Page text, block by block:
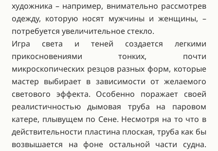
художника – например, внимательно рассмотрев
одежду, которую носят мужчины и женщины, –
потребуется увеличительное стекло.
Игра света и теней создается легкими
прикосновениями тонких, почти
микроскопических резцов разных форм, которые
мастер выбирает в зависимости от желаемого
светового эффекта. Особенно поражает своей
реалистичностью дымовая труба на паровом
катере, плывущем по Сене. Несмотря на то что в
действительности пластина плоская, труба как бы
возвышается на фоне остальной части судна.